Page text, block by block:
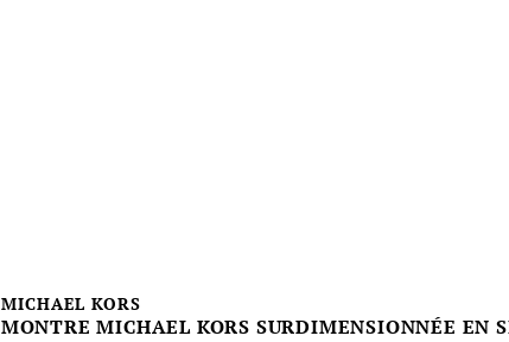
MICHAEL KORS
MONTRE MICHAEL KORS SURDIMENSIONNÉE